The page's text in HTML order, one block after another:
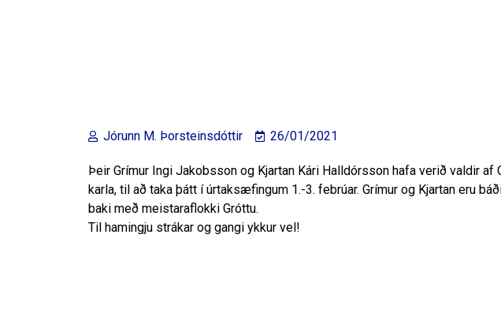
Jórunn M. Þorsteinsdóttir 26/01/2021
Þeir Grímur Ingi Jakobsson og Kjartan Kári Halldórsson hafa verið valdir af
karla, til að taka þátt í úrtaksæfingum 1.-3. febrúar. Grímur og Kjartan eru
baki með meistaraflokki Gróttu.
Til hamingju strákar og gangi ykkur vel!